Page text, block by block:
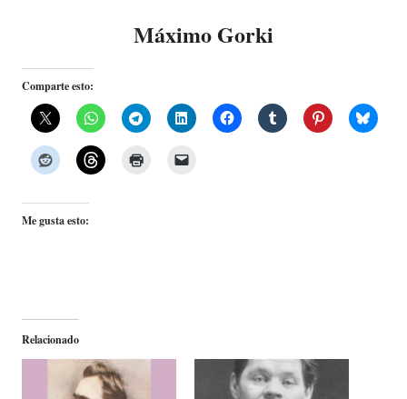
Máximo Gorki
Comparte esto:
Me gusta esto:
Relacionado